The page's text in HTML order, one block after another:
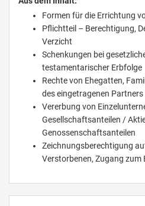
Formen für die Errichtung
Pflichtteil – Berechtigung,
Verzicht
Schenkungen bei
testamentarischer Erbfolge
Rechte von Ehegatten,
des eingetragenen Partners
Vererbung von
Gesellschaftsanteilen /
Genossenschaftsanteilen
Zeichnungsberechtigung
Verstorbenen, Zugang zum